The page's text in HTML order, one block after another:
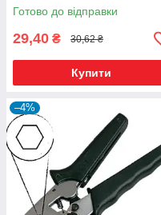
Готово до відправки
29,40 ₴ 30,62 ₴
Купити
–4%